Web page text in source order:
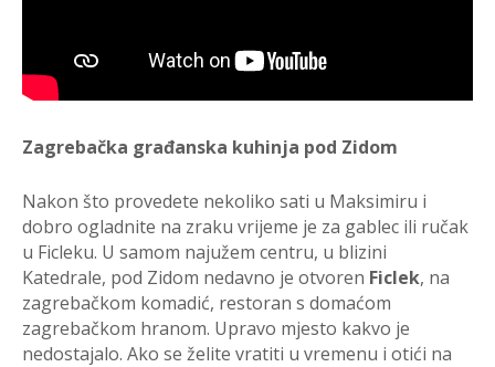
Zagrebačka građanska kuhinja pod Zidom
Nakon što provedete nekoliko sati u Maksimiru i
dobro ogladnite na zraku vrijeme je za gablec ili ručak
u Ficleku. U samom najužem centru, u blizini
Katedrale, pod Zidom nedavno je otvoren Ficlek, na
zagrebačkom komadić, restoran s domaćom
zagrebačkom hranom. Upravo mjesto kakvo je
nedostajalo. Ako se želite vratiti u vremenu i otići na